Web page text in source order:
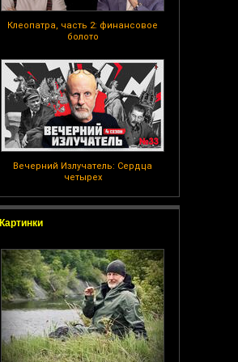
Клеопатра, часть 2: финансовое
болото
Вечерний Излучатель: Сердца
четырех
Картинки